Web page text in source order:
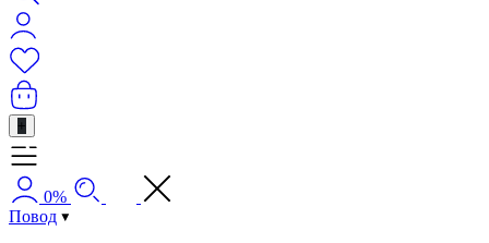
+
0%
Повод